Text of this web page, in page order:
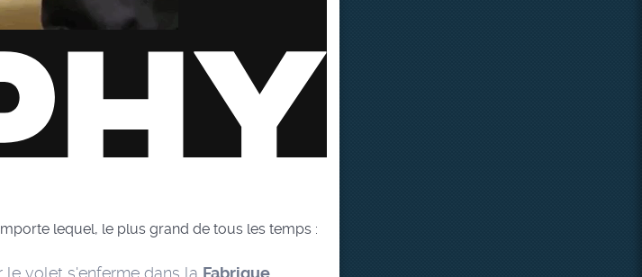
lequel, le plus grand de tous les temps :